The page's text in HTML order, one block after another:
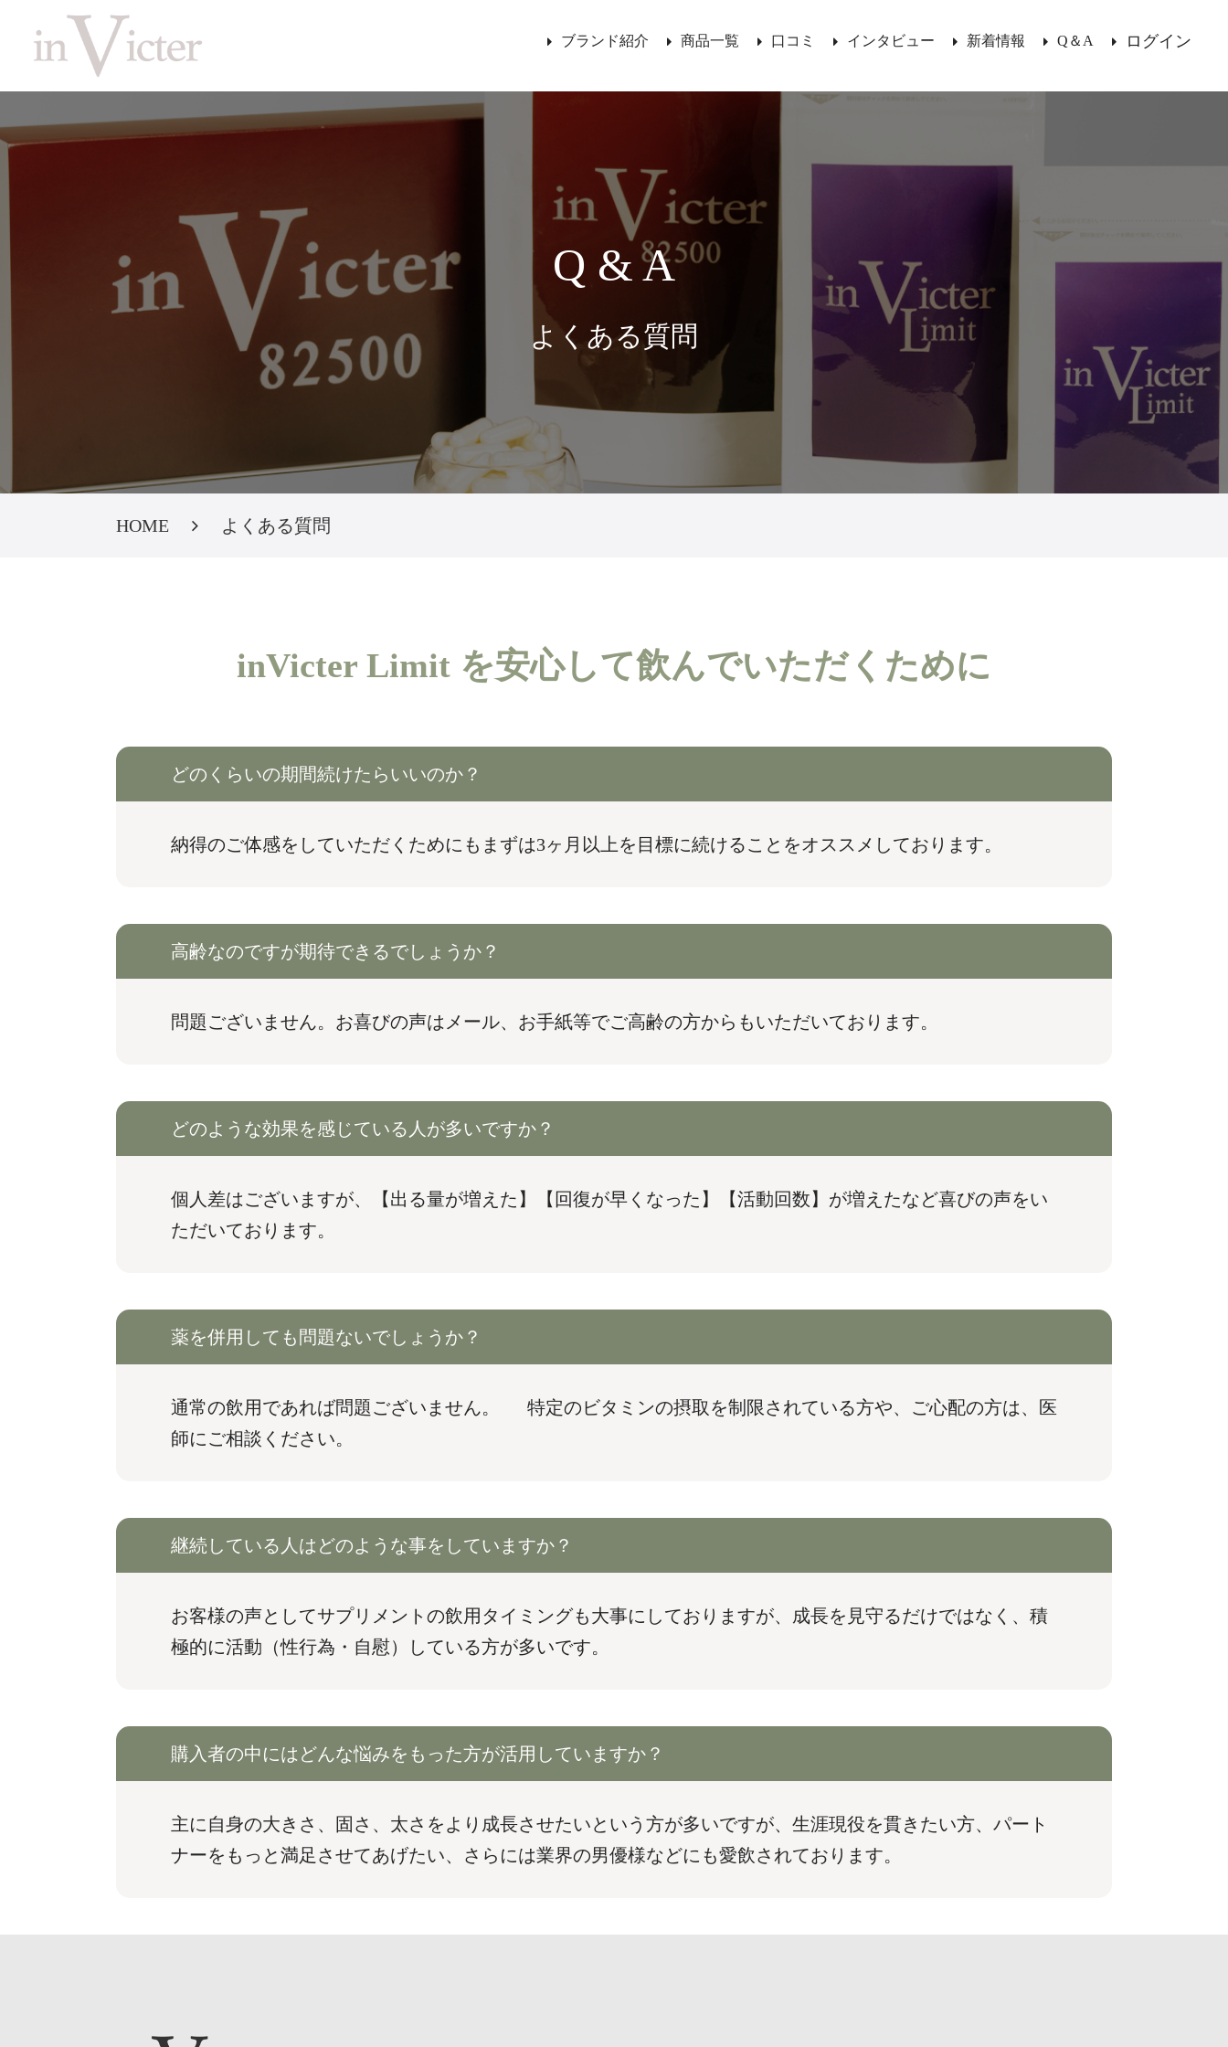
ブランド紹介 商品一覧 口コミ インタビュー 新着情報 Q＆A ログイン
Q & A
よくある質問
HOME よくある質問
inVicter Limit を安心して飲んでいただくために
どのくらいの期間続けたらいいのか？
納得のご体感をしていただくためにもまずは3ヶ月以上を目標に続けることをオススメしております。
高齢なのですが期待できるでしょうか？
問題ございません。お喜びの声はメール、お手紙等でご高齢の方からもいただいております。
どのような効果を感じている人が多いですか？
個人差はございますが、【出る量が増えた】【回復が早くなった】【活動回数】が増えたなど喜びの声をい
ただいております。
薬を併用しても問題ないでしょうか？
通常の飲用であれば問題ございません。 特定のビタミンの摂取を制限されている方や、ご心配の方は、医
師にご相談ください。
継続している人はどのような事をしていますか？
お客様の声としてサプリメントの飲用タイミングも大事にしておりますが、成長を見守るだけではなく、積
極的に活動（性行為・自慰）している方が多いです。
購入者の中にはどんな悩みをもった方が活用していますか？
主に自身の大きさ、固さ、太さをより成長させたいという方が多いですが、生涯現役を貫きたい方、パート
ナーをもっと満足させてあげたい、さらには業界の男優様などにも愛飲されております。